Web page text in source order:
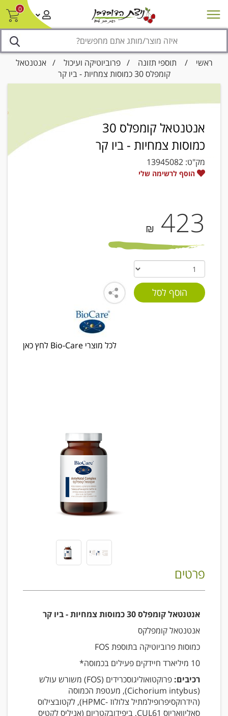
0
מבצעים סניפים צור קשר/ביטול הזמנה
ראשי / תוספי תזונה /פרוביוטיקה ועיכול / אנטנטאל
קומפלס 30 כמוסות צמחיות - ביו קר
אנטנטאל קומפלס 30
כמוסות צמחיות - ביו קר
מק"ט: 13945082
הוסף לרשימה שלי
423
₪
לכל מוצרי Bio-Care לחץ כאן
פרטים
אנטנטאל קומפלס 30 כמוסות צמחיות - ביו קר
אנטנטאל קומפלקס
כמוסות פרוביוטיקה בתוספת FOS
10 מיליארד חיידקים פעילים בכמוסה*
רכיבים:
פרוקטואוליגוסכרידים (FOS) משורש עולש
(Cichorium intybus), מעטפת הכמוסה
(הידרוקסיפרופילמתיל צלולוז -HPMC), לקטובצילוס
סאליוואריוס CUL61, ביפידובקטריום (אניליס לקטיס